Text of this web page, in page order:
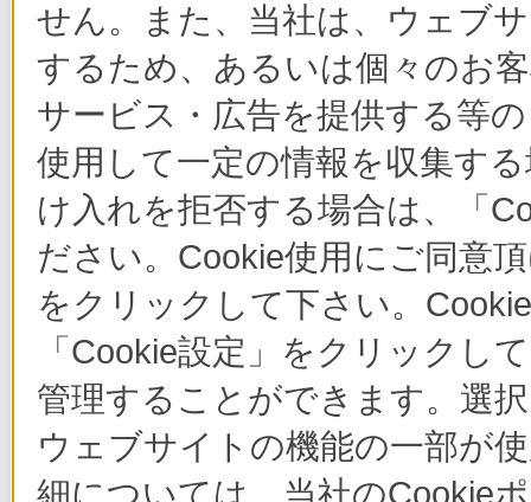
せん。また、当社は、ウェブ
するため、あるいは個々のお
サービス・広告を提供する等
使用して一定の情報を収集す
け入れを拒否する場合は、「
ださい。Cookie使用にご同意
をクリックして下さい。
「Cookie設定」をクリックし
管理することができます。選
ウェブサイトの機能の一部が
細については、当社のCookie